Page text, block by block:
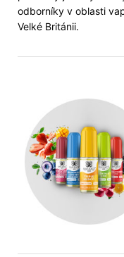
odborníky v oblasti
Velké Británii.